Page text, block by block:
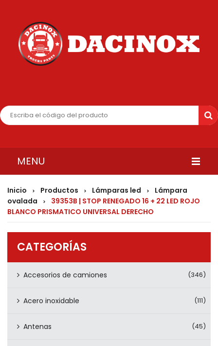
MENU
INICIO
QUIENES SOMOS
PRODUCTOS
CONTÁCTENOS
Inicio > Productos > Lámparas led >
Lámpara
ovalada
>
39353B | STOP RENEGADO 16 + 22 LED ROJO
BLANCO PRISMATICO UNIVERSAL DERECHO
CATEGORÍAS
Accesorios de camiones (346)
Acero inoxidable (111)
Antenas (45)